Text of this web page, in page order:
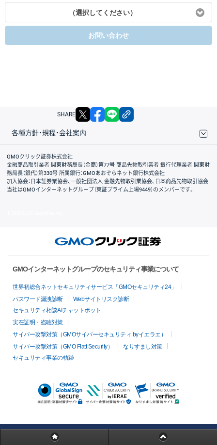
（選択してください）
お問い合わせ
SHARE X facebook
各種方針・規程・会社案内
取引規程・約款
サイトマップ
その他のご案内
個人情報保護方針
最良執行方針
サイトのご利用について
ディスクレイマー
信託保全
リスク説明
会社案内
GMOクリック証券株式会社
金融商品取引業者 関東財務局長（金商）第77号 商品先物取引業者 銀行代理業者 関東財
務局長（銀代）第330号 所属銀行：GMOあおぞらネット銀行株式会社
加入協会：日本証券業協会、一般社団法人 金融先物取引業協会、日本商品先物取引協会
当社はGMOインターネットグループ（東証プライム上場9449）のメンバーです。
GMOインターネットグループのセキュリティ事業について
世界初総合ネットセキュリティサービス「GMOセキュリティ24」
パスワード漏洩診断
Webサイトリスク診断
セキュリティ相談AIチャットボット
実在証明・盗聴対策
サイバー攻撃対策（GMOサイバーセキュリティ byイエラエ）
サイバー攻撃対策（GMO Flatt Security）
なりすまし対策
セキュリティ事業の軌跡